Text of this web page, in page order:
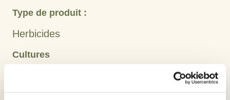
Type de produit :
Herbicides
Cultures